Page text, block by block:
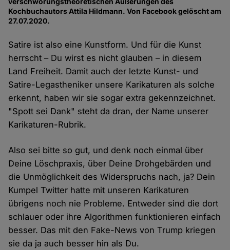
Kochbuchautors Attila Hildmann. Von Facebook gelöscht am
27.07.2020.
Satire ist also eine Kunstform. Und für die Kunst
herrscht – Du wirst es nicht glauben – in diesem
Land Freiheit. Damit auch der letzte Kunst- und
Satire-Legastheniker unsere Karikaturen als solche
erkennt, haben wir sie sogar extra gekennzeichnet.
"Spott sei Dank" steht da dran, der Name unserer
Karikaturen-Rubrik.
Also sei bitte so gut, und denk noch einmal über
Deine Löschpraxis, über Deine Drohgebärden und
die Unmöglichkeit des Widerspruchs nach, ja? Dein
Kumpel Twitter hatte mit unseren Karikaturen
übrigens noch nie Probleme. Entweder sind die dort
schlauer oder ihre Algorithmen funktionieren einfach
besser. Das mit den Fake-News von Trump kriegen
sie da ja auch besser hin als Du.